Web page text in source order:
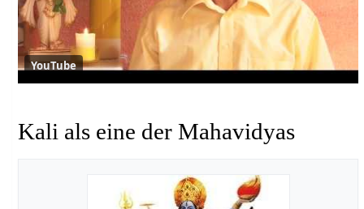
YouTube
Kali als eine der Mahavidyas